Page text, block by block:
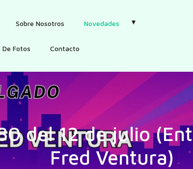
Sobre Nosotros Novedades
De Fotos Contacto
del 12 de julio
Fred Ventura)